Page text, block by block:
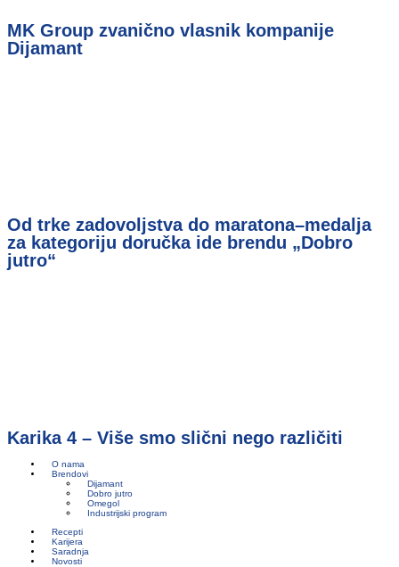
MK Group zvanično vlasnik kompanije
Dijamant
Od trke zadovoljstva do maratona–medalja
za kategoriju doručka ide brendu „Dobro
jutro“
Karika 4 – Više smo slični nego različiti
O nama
Brendovi
Dijamant
Dobro jutro
Omegol
Industrijski program
Recepti
Karijera
Saradnja
Novosti